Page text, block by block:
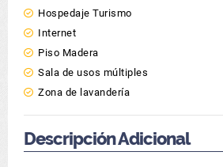
Hospedaje Turismo
Internet
Piso Madera
Sala de usos múltiples
Zona de lavandería
Descripción Adicional